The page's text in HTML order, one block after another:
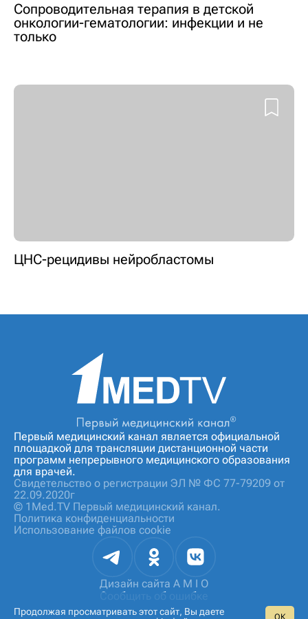
Сопроводительная терапия в детской
онкологии-гематологии: инфекции и не
только
ЦНС-рецидивы нейробластомы
Первый медицинский канал является официальной
площадкой для трансляции дистанционной части
программ непрерывного медицинского образования
для врачей.
Свидетельство о регистрации ЭЛ № ФС 77-79209 от
22.09.2020г
© 1Med.TV Первый медицинский канал.
Политика конфиденциальности
Использование файлов cookie
Дизайн сайта A M I O
Сообщить об ошибке
Продолжая просматривать этот сайт, Вы даете
ОК